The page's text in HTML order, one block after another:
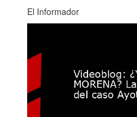
El Informador